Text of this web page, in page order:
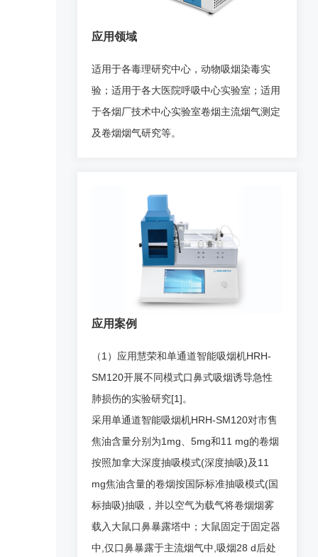
应用领域
适用于各毒理研究中心，动物吸烟染毒实
验；适用于各大医院呼吸中心实验室；适用
于各烟厂技术中心实验室卷烟主流烟气测定
及卷烟烟气研究等。
应用案例
（1）应用慧荣和单通道智能吸烟机HRH-
SM120开展不同模式口鼻式吸烟诱导急性
肺损伤的实验研究[1]。
采用单通道智能吸烟机HRH-SM120对市售
焦油含量分别为1mg、5mg和11 mg的卷烟
按照加拿大深度抽吸模式(深度抽吸)及11
mg焦油含量的卷烟按国际标准抽吸模式(国
标抽吸)抽吸，并以空气为载气将卷烟烟雾
载入大鼠口鼻暴露塔中；大鼠固定于固定器
中,仅口鼻暴露于主流烟气中,吸烟28 d后处